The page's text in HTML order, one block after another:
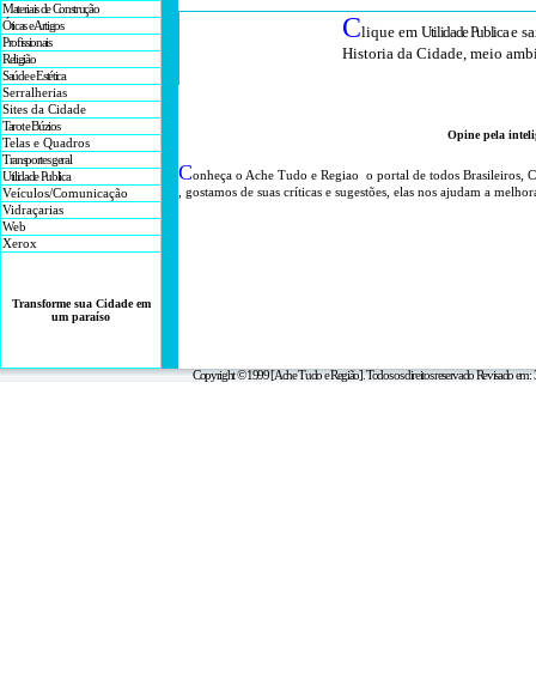
Materiais de Construção
Óticas e Artigos
Profissionais
Religião
Saúde e Estética
Serralherias
Sites da Cidade
Tarot e Búzios
Telas e Quadros
Transportes geral
Utilidade Publica
Veículos/Comunicação
Vidraçarias
Web
Xerox
Transforme sua Cidade em
um paraíso
Clique em Utilidade Publicae
Historia da Cidade, meio
Opine pela
Conheça o Ache Tudo e Regiao o portal de todos Brasileiros
, gostamos de suas críticas e sugestões, elas nos ajudam a
Copyright © 1999 [Ache Tudo e Região]. Todos os direitos reservado Revisado em: